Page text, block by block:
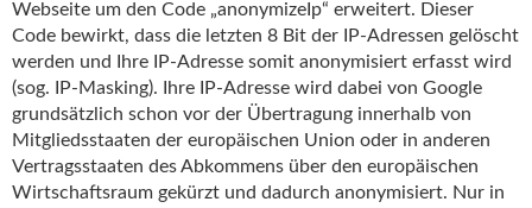
Webseite um den Code „anonymizeIp“ erweitert. Dieser
Code bewirkt, dass die letzten 8 Bit der IP-Adressen gelöscht
werden und Ihre IP-Adresse somit anonymisiert erfasst wird
(sog. IP-Masking). Ihre IP-Adresse wird dabei von Google
grundsätzlich schon vor der Übertragung innerhalb von
Mitgliedsstaaten der europäischen Union oder in anderen
Vertragsstaaten des Abkommens über den europäischen
Wirtschaftsraum gekürzt und dadurch anonymisiert. Nur in